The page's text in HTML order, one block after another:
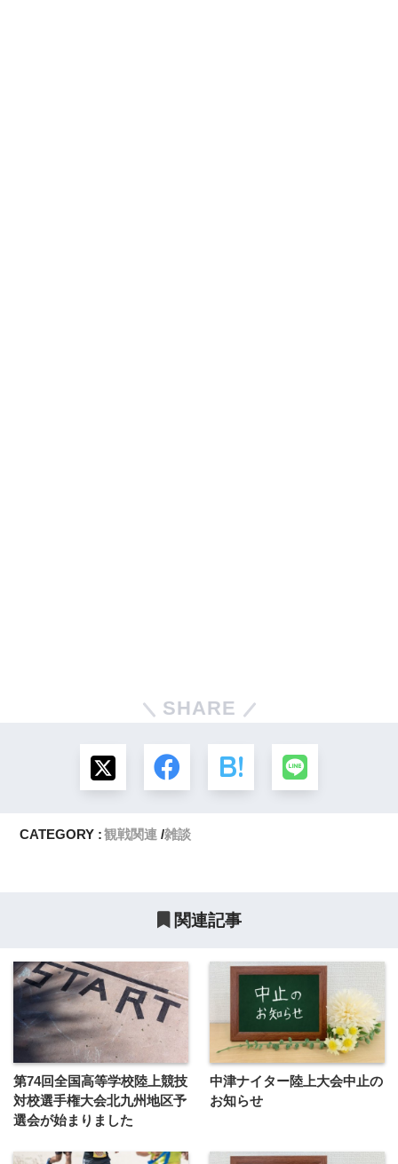
SHARE
CATEGORY :観戦関連 雑談
関連記事
第74回全国高等学校陸上競技
対校選手権大会北九州地区予
選会が始まりました
中津ナイター陸上大会中止の
お知らせ